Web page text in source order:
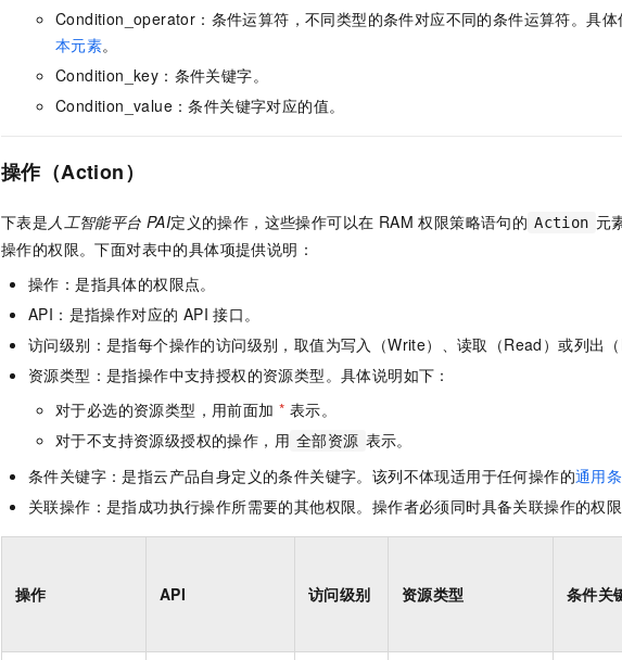
Condition_operator：条件运算符，不同类型的条件对应不同的条件运算符。具
本元素。
Condition_key：条件关键字。
Condition_value：条件关键字对应的值。
操作（Action）
下表是人工智能平台 PAI定义的操作，这些操作可以在 RAM 权限策略语句的 Action 元
操作的权限。下面对表中的具体项提供说明：
操作：是指具体的权限点。
API：是指操作对应的 API 接口。
访问级别：是指每个操作的访问级别，取值为写入（Write）、读取（Read）或列出（
资源类型：是指操作中支持授权的资源类型。具体说明如下：
对于必选的资源类型，用前面加 * 表示。
对于不支持资源级授权的操作，用 全部资源 表示。
条件关键字：是指云产品自身定义的条件关键字。该列不体现适用于任何操作的通用
关联操作：是指成功执行操作所需要的其他权限。操作者必须同时具备关联操作的权限
操作 API 访问级别 资源类型 条件关